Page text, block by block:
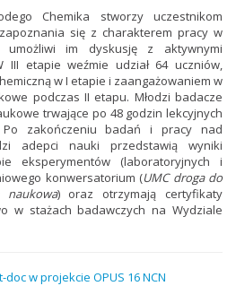
Chemika stworzy uczestnikom
się z charakterem pracy w
umożliwi im dyskusję z aktywnymi
III etapie weźmie udział 64 uczniów,
w I etapie i zaangażowaniem w
podczas II etapu. Młodzi badacze
trwające po 48 godzin lekcyjnych
Po zakończeniu badań i pracy nad
adepci nauki przedstawią wyniki
eksperymentów (laboratoryjnych i
konwersatorium (UMC droga do
naukowa) oraz otrzymają certyfikaty
w stażach badawczych na Wydziale
w projekcie OPUS 16 NCN